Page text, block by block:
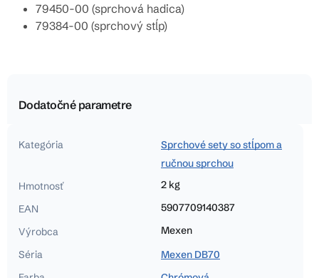
79450-00 (sprchová hadica)
79384-00 (sprchový stĺp)
Dodatočné parametre
Kategória
Sprchové sety so stĺpom a
ručnou sprchou
Hmotnosť
2 kg
EAN
5907709140387
Výrobca
Mexen
Séria
Mexen DB70